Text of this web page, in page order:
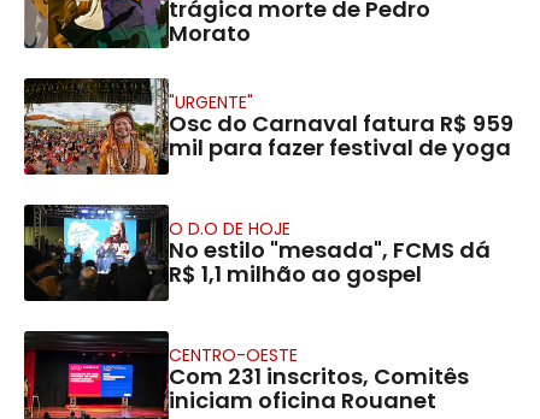
trágica morte de Pedro
Morato
"URGENTE"
Osc do Carnaval fatura R$ 959
mil para fazer festival de yoga
O D.O DE HOJE
No estilo "mesada", FCMS dá
R$ 1,1 milhão ao gospel
CENTRO-OESTE
Com 231 inscritos, Comitês
iniciam oficina Rouanet